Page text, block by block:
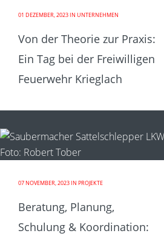
01 DEZEMBER, 2023IN UNTERNEHMEN
Von der Theorie zur Praxis:
Ein Tag bei der Freiwilligen
Feuerwehr Krieglach
07 NOVEMBER, 2023IN PROJEKTE
Beratung, Planung,
Schulung & Koordination: